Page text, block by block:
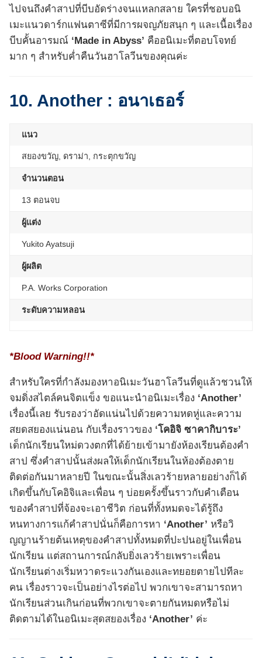
ไปจนถึงคำสาปที่บีบอัดร่างจนแหลกสลาย ใครที่ชอบอนิ
เมะแนวดาร์กแฟนตาซีที่มีการผจญภัยสนุก ๆ และเนื้อเรื่อง
บีบคั้นอารมณ์ ‘Made in Abyss’ คืออนิเมะที่ตอบโจทย์
มาก ๆ สำหรับค่ำคืนวันฮาโลวีนของคุณค่ะ
10. Another : อนาเธอร์
แนว
สยองขวัญ, ดราม่า, กระตุกขวัญ
จำนวนตอน
13 ตอนจบ
ผู้แต่ง
Yukito Ayatsuji
ผู้ผลิต
P.A. Works Corporation
ระดับความหลอน
*Blood Warning!!*
สำหรับใครที่กำลังมองหาอนิเมะวันฮาโลวีนที่ดูแล้วชวนให้
จมดิ่งสไตล์คนจิตแข็ง ขอแนะนำอนิเมะเรื่อง ‘Another’
เรื่องนี้เลย รับรองว่าอัดแน่นไปด้วยความหดหู่และความ
สยดสยองแน่นอน กับเรื่องราวของ ‘โคอิจิ ซาคากิบาระ’
เด็กนักเรียนใหม่ดวงตกที่ได้ย้ายเข้ามายังห้องเรียนต้องคำ
สาป ซึ่งคำสาปนั้นส่งผลให้เด็กนักเรียนในห้องต้องตาย
ติดต่อกันมาหลายปี ในขณะนั้นสิ่งเลวร้ายหลายอย่างก็ได้
เกิดขึ้นกับโคอิจิและเพื่อน ๆ บ่อยครั้งขึ้นราวกับคำเตือน
ของคำสาปที่จ้องจะเอาชีวิต ก่อนที่ทั้งหมดจะได้รู้ถึง
หนทางการแก้คำสาปนั่นก็คือการหา ‘Another’ หรือวิ
ญญานร้ายต้นเหตุของคำสาปทั้งหมดที่ปะปนอยู่ในเพื่อน
นักเรียน แต่สถานการณ์กลับยิ่งเลวร้ายเพราะเพื่อน
นักเรียนต่างเริ่มหวาดระแวงกันเองและทยอยตายไปทีละ
คน เรื่องราวจะเป็นอย่างไรต่อไป พวกเขาจะสามารถหา
นักเรียนส่วนเกินก่อนที่พวกเขาจะตายกันหมดหรือไม่
ติดตามได้ในอนิเมะสุดสยองเรื่อง ‘Another’ ค่ะ